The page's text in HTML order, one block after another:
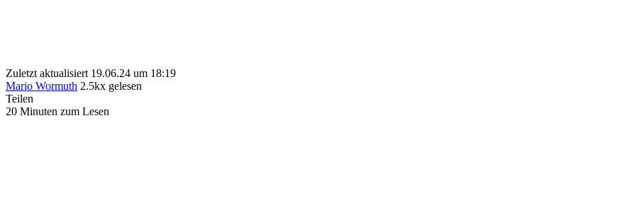
Zuletzt aktualisiert 19.06.24 um 18:19
Mario Wormuth 2.5kx gelesen
Teilen
20 Minuten zum Lesen